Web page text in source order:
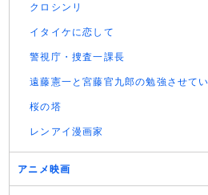
クロシンリ
イタイケに恋して
警視庁・捜査一課長
遠藤憲一と宮藤官九郎の勉強させて
桜の塔
レンアイ漫画家
アニメ映画